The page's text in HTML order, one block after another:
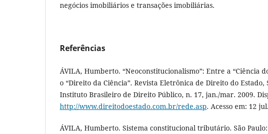
negócios imobiliários e transações imobiliárias.
Referências
ÁVILA, Humberto. “Neoconstitucionalismo”: Entre a “Ciência
o “Direito da Ciência”. Revista Eletrônica de Direito do Estado,
Instituto Brasileiro de Direito Público, n. 17, jan./mar. 2009.
http://www.direitodoestado.com.br/rede.asp. Acesso em: 12
ÁVILA, Humberto. Sistema constitucional tributário. São